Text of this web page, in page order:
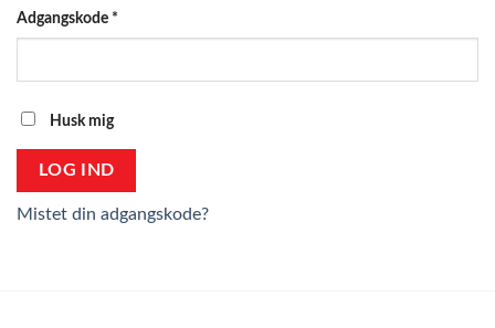
Adgangskode *
Husk mig
LOG IND
Mistet din adgangskode?